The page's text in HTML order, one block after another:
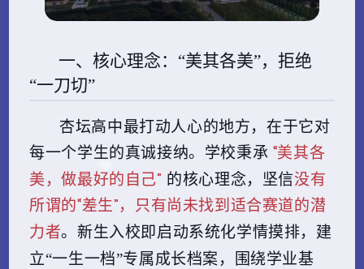
一、核心理念：“美其各美”，拒绝
“一刀切”
杏坛高中最打动人心的地方，在于它对
每一个学生的真诚接纳。学校秉承 “美其各
美，做最好的自己” 的核心理念，坚信没有
所谓的“差生”，只有尚未找到适合赛道的潜
力者。新生入校即启动系统化学情摸排，建
立“一生一档”专属成长档案，围绕学业基